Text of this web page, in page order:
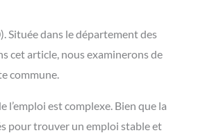
Située dans le département des
cet article, nous examinerons de
commune.
est complexe. Bien que la
pour trouver un emploi stable et